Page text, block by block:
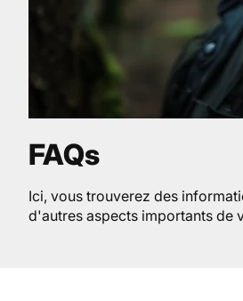
FAQs
Ici, vous trouverez des
d'autres aspects importants de